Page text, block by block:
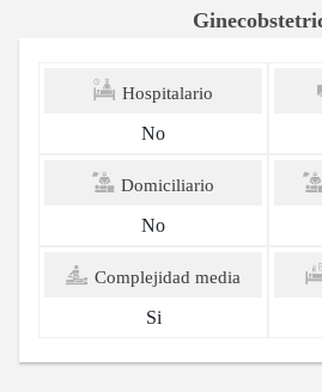
Hospitalario
No
Domiciliario
No
Complejidad media
Si